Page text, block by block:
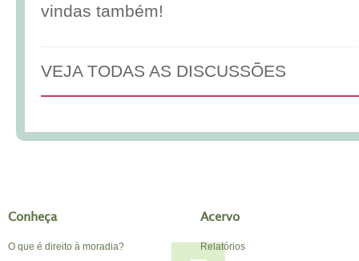
vindas também!
VEJA TODAS AS DISCUSSÕES
Conheça
O que é direito à moradia?
Acervo
Relatórios